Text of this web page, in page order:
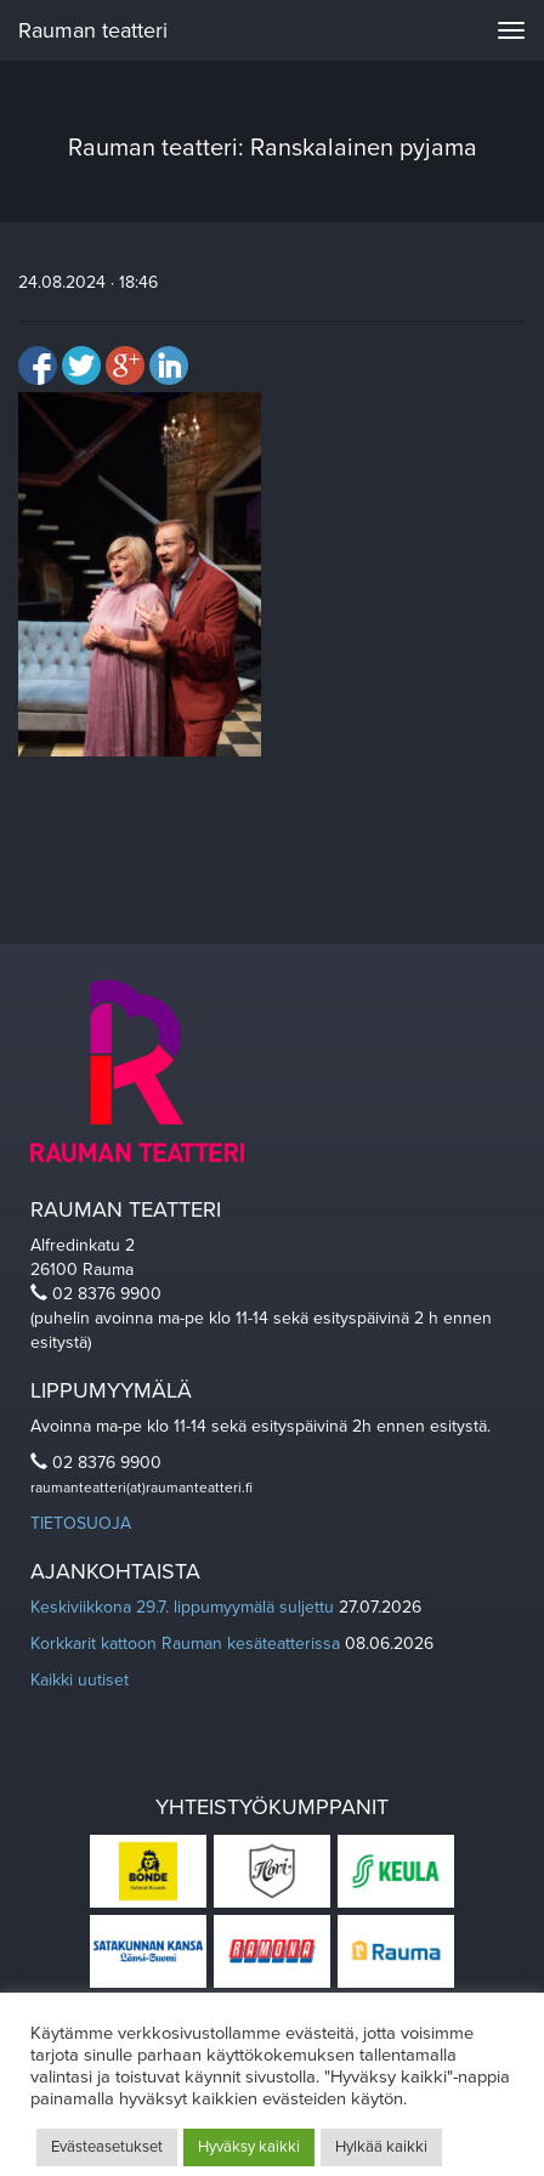
Rauman teatteri
Rauman teatteri: Ranskalainen pyjama
24.08.2024 · 18:46
RAUMAN TEATTERI
Alfredinkatu 2
26100 Rauma
02 8376 9900
(puhelin avoinna ma-pe klo 11-14 sekä esityspäivinä 2 h ennen
esitystä)
LIPPUMYYMÄLÄ
Avoinna ma-pe klo 11-14 sekä esityspäivinä 2h ennen esitystä.
02 8376 9900
raumanteatteri(at)raumanteatteri.fi
TIETOSUOJA
AJANKOHTAISTA
Keskiviikkona 29.7. lippumyymälä suljettu 27.07.2026
Korkkarit kattoon Rauman kesäteatterissa 08.06.2026
Kaikki uutiset
YHTEISTYÖKUMPPANIT
Design:VÄRIKÄS
Käytämme verkkosivustollamme evästeitä, jotta voisimme
tarjota sinulle parhaan käyttökokemuksen tallentamalla
valintasi ja toistuvat käynnit sivustolla. "Hyväksy kaikki"-nappia
painamalla hyväksyt kaikkien evästeiden käytön.
Evästeasetukset Hyväksy kaikki Hylkää kaikki